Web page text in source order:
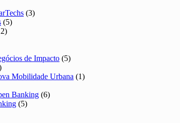
(3)
(5)
de Impacto (5)
Mobilidade Urbana (1)
Banking (6)
(5)